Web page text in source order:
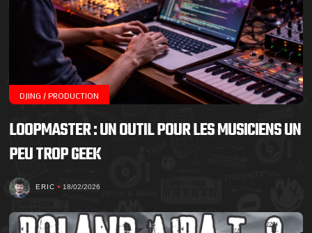
DJING / PRODUCTION
LOOPMASTER : UN OUTIL POUR LES MUSICIENS UN
PEU TROP GEEK
ERIC 18/02/2026